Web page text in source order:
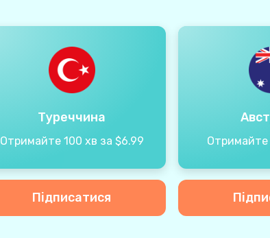
Туреччина
Отримайте 100 хв за $6.99
Підписатися
Отримайте